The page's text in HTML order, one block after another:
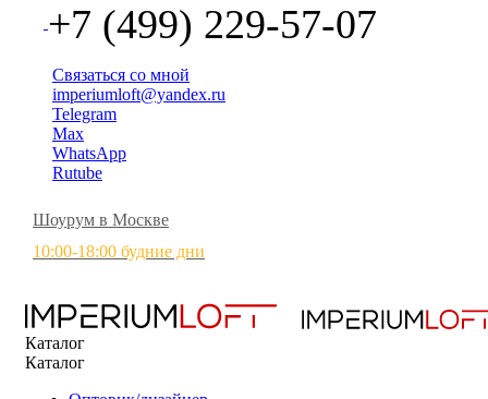
+7 (499) 229-57-07
Связаться со мной
imperiumloft@yandex.ru
Telegram
Max
WhatsApp
Rutube
Шоурум в Москве
10:00-18:00 будние дни
Каталог
Каталог